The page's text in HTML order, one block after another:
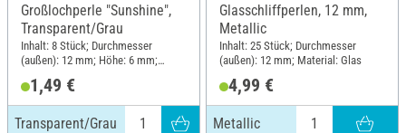
Großlochperle "Sunshine",
Transparent/Grau
Inhalt: 8 Stück; Durchmesser
(außen): 12 mm; Höhe: 6 mm;
1,49 €
Transparent/Grau
Glasschliffperlen, 12 mm,
Metallic
Inhalt: 25 Stück; Durchmesser
(außen): 12 mm; Material: Glas
4,99 €
Metallic